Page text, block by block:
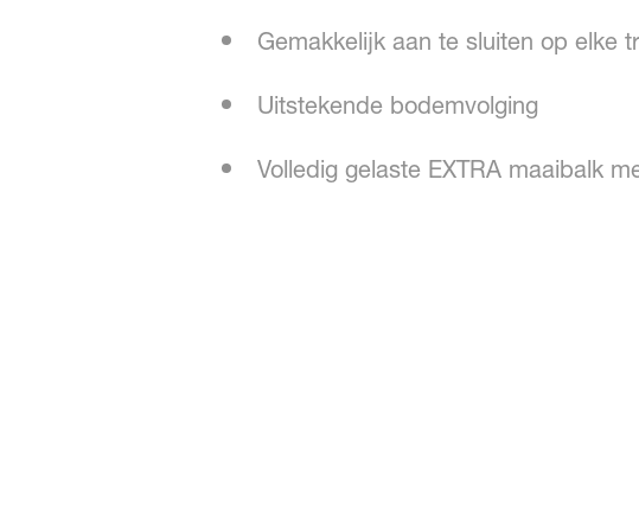
Gemakkelijk aan te sluiten op elke
Uitstekende bodemvolging
Volledig gelaste EXTRA maaibalk